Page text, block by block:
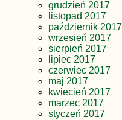
grudzień 2017
listopad 2017
październik 2017
wrzesień 2017
sierpień 2017
lipiec 2017
czerwiec 2017
maj 2017
kwiecień 2017
marzec 2017
styczeń 2017